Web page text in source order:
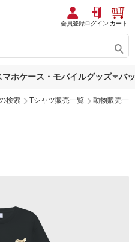
会員登録ログイン カート
マホケース・モバイルグッズ バ
検索 Tシャツ販売一覧 動物販売一